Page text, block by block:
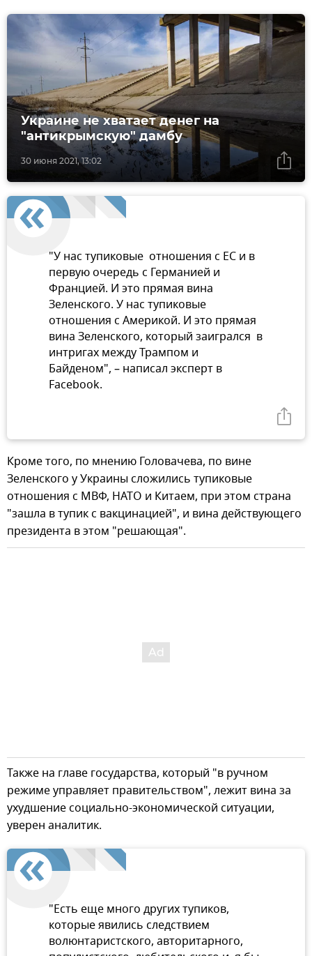
30 июня 2021, 13:02
Украине не хватает денег на
"антикрымскую" дамбу
"У нас тупиковые отношения с ЕС и в
первую очередь с Германией и
Францией. И это прямая вина
Зеленского. У нас тупиковые
отношения с Америкой. И это прямая
вина Зеленского, который заигрался в
интригах между Трампом и
Байденом", – написал эксперт в
Facebook.
Кроме того, по мнению Головачева, по вине
Зеленского у Украины сложились тупиковые
отношения с МВФ, НАТО и Китаем, при этом страна
"зашла в тупик с вакцинацией", и вина действующего
президента в этом "решающая".
Также на главе государства, который "в ручном
режиме управляет правительством", лежит вина за
ухудшение социально-экономической ситуации,
уверен аналитик.
"Есть еще много других тупиков,
которые явились следствием
волюнтаристского, авторитарного,